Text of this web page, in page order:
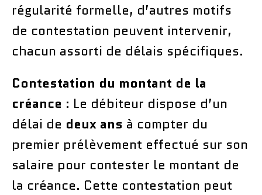
régularité formelle, d’autres motifs
de contestation peuvent intervenir,
chacun assorti de délais spécifiques.
Contestation du montant de la
créance : Le débiteur dispose d’un
délai de deux ans à compter du
premier prélèvement effectué sur son
salaire pour contester le montant de
la créance. Cette contestation peut